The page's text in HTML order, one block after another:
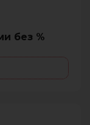
без %